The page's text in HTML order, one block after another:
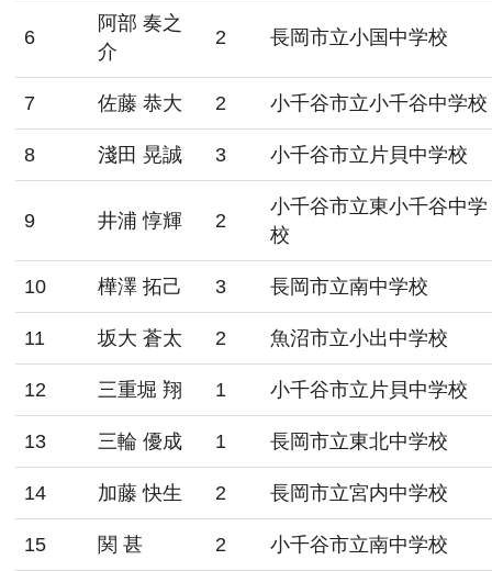
6
阿部 奏之
介
2 長岡市立小国中学校
7 佐藤 恭大 2 小千谷市立小千谷中学校
8 淺田 晃誠 3 小千谷市立片貝中学校
9 井浦 惇輝 2
小千谷市立東小千谷中学
校
10 樺澤 拓己 3 長岡市立南中学校
11 坂大 蒼太 2 魚沼市立小出中学校
12 三重堀 翔 1 小千谷市立片貝中学校
13 三輪 優成 1 長岡市立東北中学校
14 加藤 快生 2 長岡市立宮内中学校
15 関 甚 2 小千谷市立南中学校